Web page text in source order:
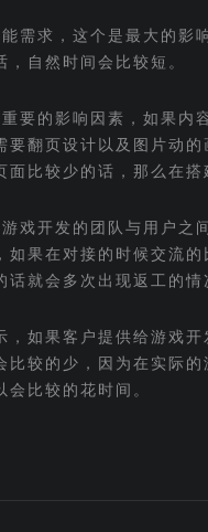
需求，这个是最大的影
自然时间会比较短。
要的影响因素，如果内
要翻页设计以及图片动
比较少的话，那么在搭
戏开发的团队与用户之
如果在对接的时候交流
话就会多次出现返工的
，如果客户提供给游戏
比较的少，因为在实际
比较的花时间。